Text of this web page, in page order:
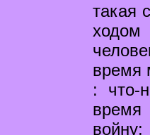
такая
время
: что-
время